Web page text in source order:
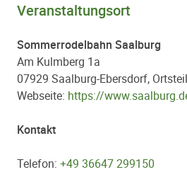
Veranstaltungsort
Sommerrodelbahn Saalburg
Am Kulmberg 1a
07929 Saalburg-Ebersdorf,
Webseite: https://
Kontakt
Telefon: +49 36647 299150